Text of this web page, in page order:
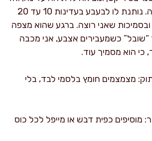
מנמיכה לאש קטנה. נותנת לו לבעבע בעדינות 10 עד 20
שאני רוצה. ברגע שהוא מצפה
כשמעבירים אצבע, אני מכבה
כי הוא מסמיך עוד.
מצמצמים חומץ בלסמי לבד, בלי
מוסיפים כפית דבש או מייפל לכל כוס